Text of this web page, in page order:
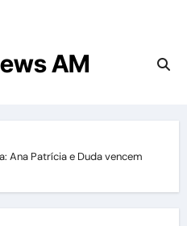
AM
Ana Patrícia e Duda vencem